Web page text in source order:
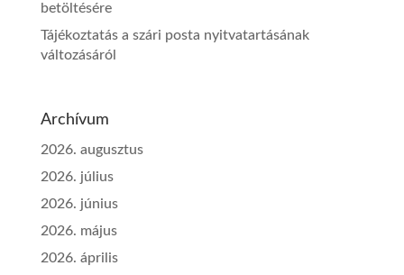
betöltésére
Tájékoztatás a szári posta nyitvatartásának
változásáról
Archívum
2026. augusztus
2026. július
2026. június
2026. május
2026. április